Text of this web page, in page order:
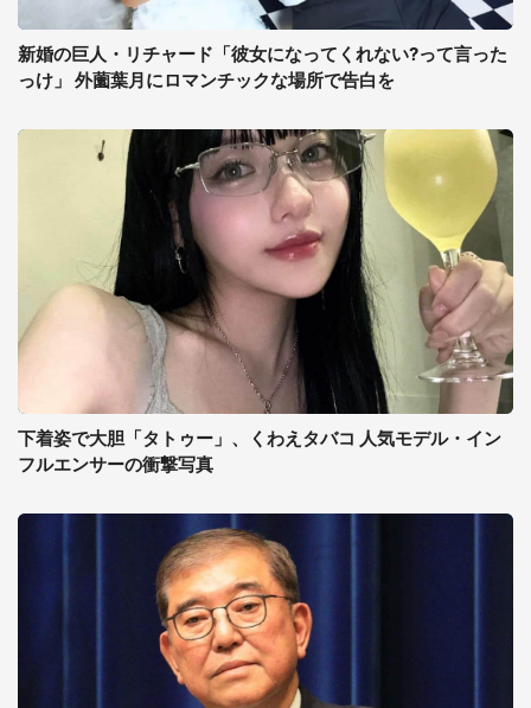
新婚の巨人・リチャード「彼女になってくれない?って言った
っけ」 外薗葉月にロマンチックな場所で告白を
下着姿で大胆「タトゥー」、くわえタバコ 人気モデル・イン
フルエンサーの衝撃写真